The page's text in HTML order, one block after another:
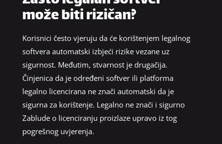
može biti rizičan?
Korisnici često vjeruju da će korištenjem legalnog
softvera automatski izbjeći rizike vezane uz
sigurnost. Međutim, stvarnost je drugačija.
Činjenica da je određeni softver ili platforma
legalno licencirana ne znači automatski da je
sigurna za korištenje. Legalno ne znači i sigurno
Zablude o licenciranju proizlaze upravo iz tog
pogrešnog uvjerenja.